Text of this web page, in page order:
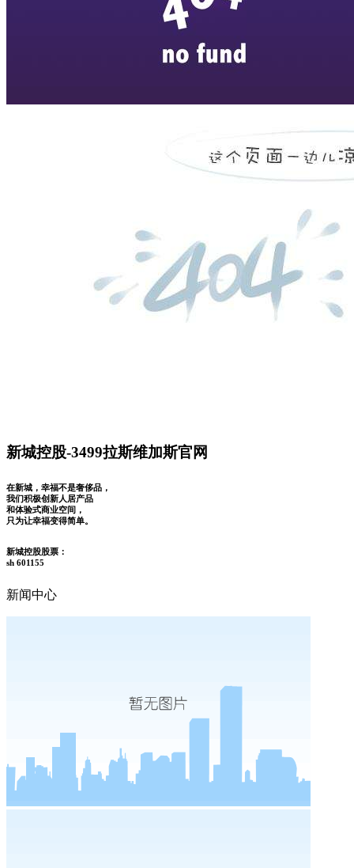
新城控股-3499拉斯维加斯官网
在新城，幸福不是奢侈品，
我们积极创新人居产品
和体验式商业空间，
只为让幸福变得简单。
新城控股股票：
sh 601155
新闻中心